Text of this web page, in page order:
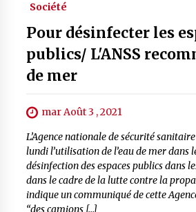
Société
Pour désinfecter les
publics/ L'ANSS
de mer
mar Août 3 , 2021
L’Agence nationale de sécurité
lundi l’utilisation de l’eau de mer dans
désinfection des espaces publics dans
dans le cadre de la lutte contre la
indique un communiqué de cette
“des camions […]